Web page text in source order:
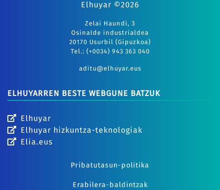
Elhuyar ©2026
Zelai Haundi, 3
Osinalde industrialdea
20170 Usurbil (Gipuzkoa)
Tel.: (+0034) 943 363 040
aditu@elhuyar.eus
ELHUYARREN BESTE WEBGUNE BATZUK
Elhuyar
Elhuyar hizkuntza-teknologiak
Elia.eus
Pribatutasun-politika
Erabilera-baldintzak